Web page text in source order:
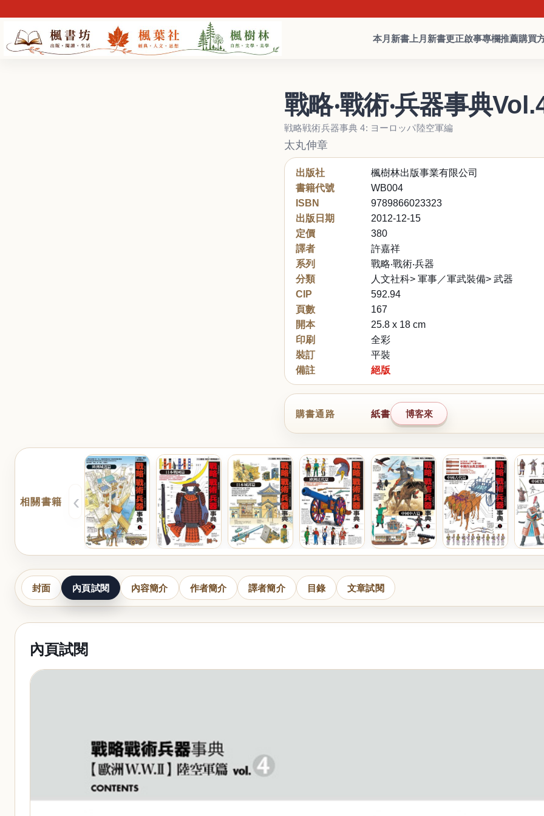
本月新書 上月新書更正啟事專欄推薦購買
戰略‧戰術‧兵器事典
戦略戦術兵器事典 4: ヨーロッパ陸空軍編
太丸伸章
出版社
楓樹林出版事業有限公司
書籍代號
WB004
ISBN
9789866023323
出版日期
2012-12-15
定價
380
譯者
許嘉祥
系列
戰略‧戰術‧兵器
分類
人文社科> 軍事／軍武裝備> 武器
CIP
592.94
頁數
167
開本
25.8 x 18 cm
印刷
全彩
裝訂
平裝
備註
絕版
購書通路 紙書 博客來
相關書籍 ‹
封面 內頁試閱 內容簡介 作者簡介 譯者簡介 目錄 文章試閱
內頁試閱